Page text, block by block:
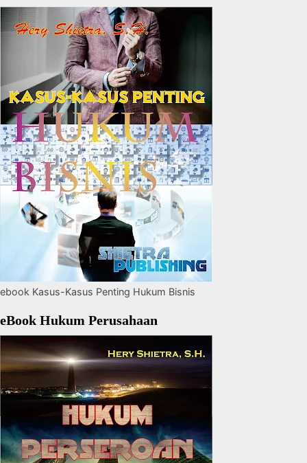
ebook Kasus-Kasus Penting Hukum Bisnis
eBook Hukum Perusahaan